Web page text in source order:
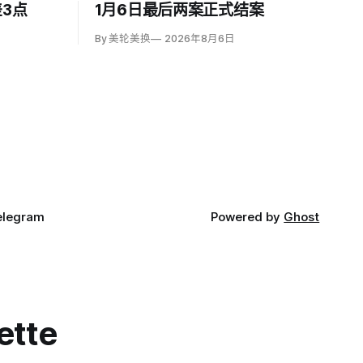
点 1月6日最后两案正式结案
By 美轮美换 2026年8月6日
Powered by Ghost